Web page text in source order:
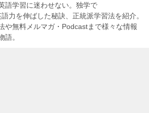
語学習に迷わせない。独学で
力を伸ばした秘訣、正統派学習法を紹介。
や無料メルマガ・Podcastまで様々な情報
語。